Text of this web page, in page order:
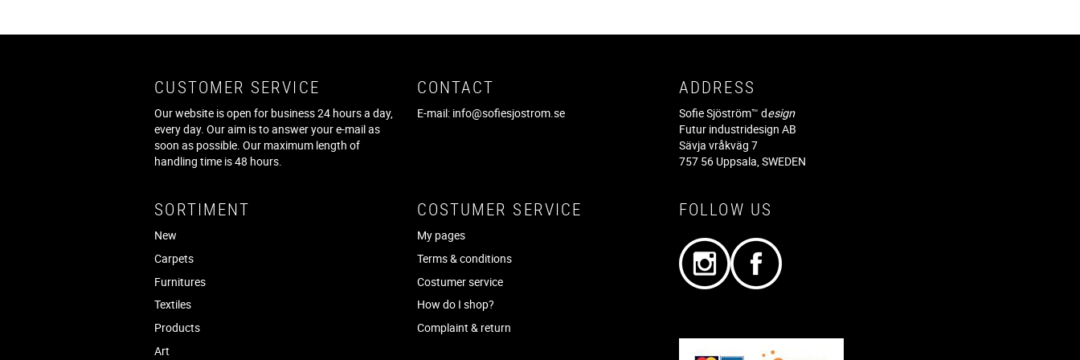
CUSTOMER SERVICE
Our website is open for business 24 hours a day,
every day. Our aim is to answer your e-mail as
soon as possible. Our maximum length of
handling time is 48 hours.
CONTACT
E-mail: info@sofiesjostrom.se
ADDRESS
Sofie Sjöström™ design
Futur industridesign AB
Sävja vråkväg 7
757 56 Uppsala, SWEDEN
SORTIMENT
New
Carpets
Furnitures
Textiles
Products
Art
COSTUMER SERVICE
My pages
Terms & conditions
Costumer service
How do I shop?
Complaint & return
FOLLOW US